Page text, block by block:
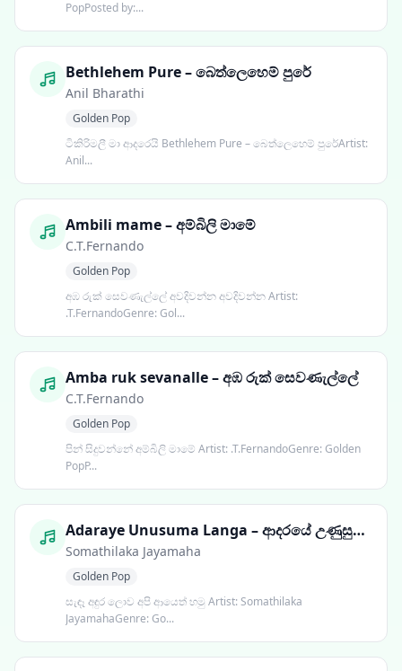
PopPosted by:...
Bethlehem Pure – බෙත්ලෙහෙම් පුරේ
Anil Bharathi
Golden Pop
ටිකිරිමලී මා ආදරෙයි Bethlehem Pure – බෙත්ලෙහෙම් පුරේArtist:
Anil...
Ambili mame – අම්බිලි මාමේ
C.T.Fernando
Golden Pop
අඹ රුක් සෙවණැල්ලේ අවදිවන්න අවදිවන්න Artist:
.T.FernandoGenre: Gol...
Amba ruk sevanalle – අඹ රුක් සෙවණැල්ලේ
C.T.Fernando
Golden Pop
පින් සිදුවන්නේ අම්බිලි මාමේ Artist: .T.FernandoGenre: Golden
PopP...
Adaraye Unusuma Langa – ආදරයේ උණුසුම ළඟ
Somathilaka Jayamaha
Golden Pop
සැඳෑ අඳුර ලොව අපි ආයෙත් හමු Artist: Somathilaka
JayamahaGenre: Go...